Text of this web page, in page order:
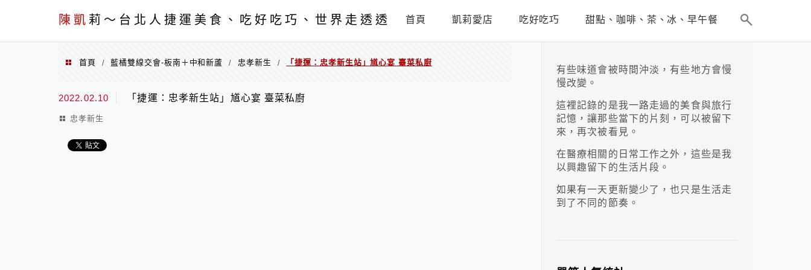
陳凱 莉～台北人捷運美食、吃好吃巧、世界走透透
menu
首頁 凱莉愛店 吃好吃巧 甜點、咖啡、茶、冰、早午餐
首頁 / 藍橘雙線交會-板南＋中和新蘆 / 忠孝新生 / 「捷運：忠孝新生站」馗心宴 臺菜私廚
2022.02.10 「捷運：忠孝新生站」馗心宴 臺菜私廚
忠孝新生
有些味道會被時間沖淡，有些地方會慢
慢改變。
這裡記錄的是我一路走過的美食與旅行
記憶，讓那些當下的片刻，可以被留下
來，再次被看見。
在醫療相關的日常工作之外，這些是我
以興趣留下的生活片段。
如果有一天更新變少了，也只是生活走
到了不同的節奏。